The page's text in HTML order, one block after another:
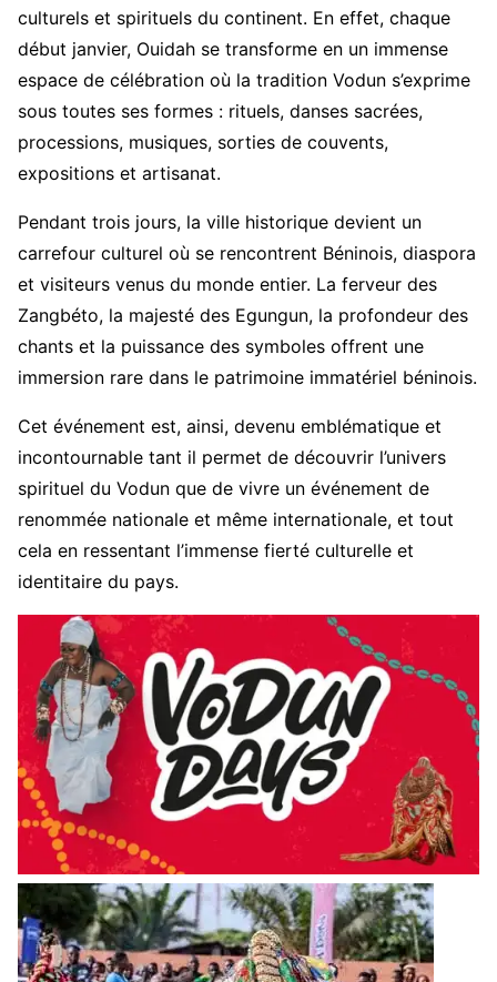
culturels et spirituels du continent. En effet, chaque
début janvier, Ouidah se transforme en un immense
espace de célébration où la tradition Vodun s’exprime
sous toutes ses formes : rituels, danses sacrées,
processions, musiques, sorties de couvents,
expositions et artisanat.
Pendant trois jours, la ville historique devient un
carrefour culturel où se rencontrent Béninois, diaspora
et visiteurs venus du monde entier. La ferveur des
Zangbéto, la majesté des Egungun, la profondeur des
chants et la puissance des symboles offrent une
immersion rare dans le patrimoine immatériel béninois.
Cet événement est, ainsi, devenu emblématique et
incontournable tant il permet de découvrir l’univers
spirituel du Vodun que de vivre un événement de
renommée nationale et même internationale, et tout
cela en ressentant l’immense fierté culturelle et
identitaire du pays.